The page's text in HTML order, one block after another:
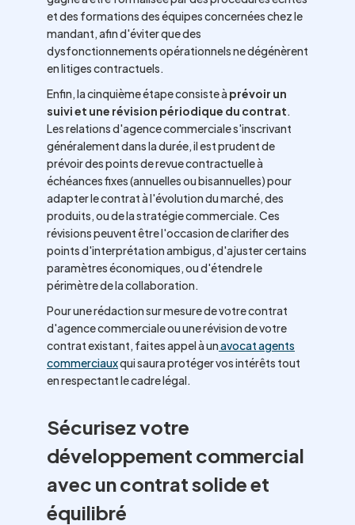
et des formations des équipes concernées chez le
mandant, afin d'éviter que des
dysfonctionnements opérationnels ne dégénèrent
en litiges contractuels.
Enfin, la cinquième étape consiste à prévoir un
suivi et une révision périodique du contrat.
Les relations d'agence commerciale s'inscrivant
généralement dans la durée, il est prudent de
prévoir des points de revue contractuelle à
échéances fixes (annuelles ou bisannuelles) pour
adapter le contrat à l'évolution du marché, des
produits, ou de la stratégie commerciale. Ces
révisions peuvent être l'occasion de clarifier des
points d'interprétation ambigus, d'ajuster certains
paramètres économiques, ou d'étendre le
périmètre de la collaboration.
Pour une rédaction sur mesure de votre contrat
d'agence commerciale ou une révision de votre
contrat existant, faites appel à unavocat agents
commerciauxqui saura protéger vos intérêts tout
en respectant le cadre légal.
Sécurisez votre
développement commercial
avec un contrat solide et
équilibré